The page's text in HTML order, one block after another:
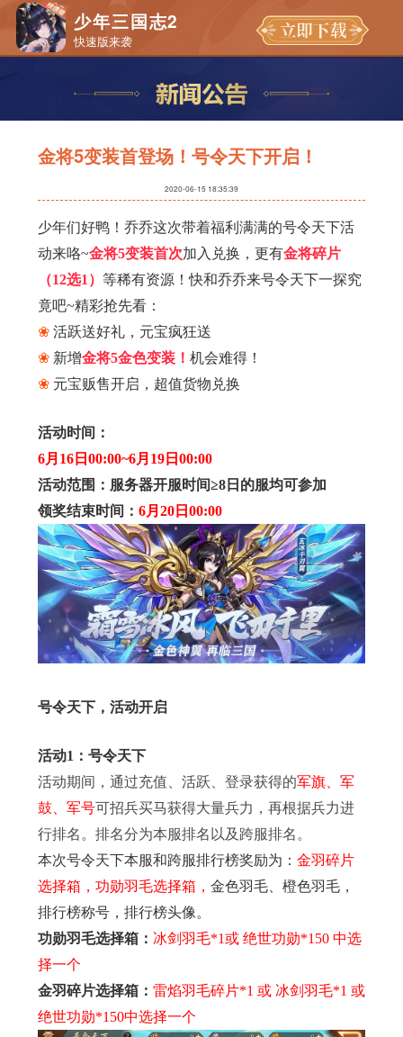
少年三国志2
快速版来袭
金将5变装首登场！号令天下开启！
2020-06-15 18:35:39
​少年们好鸭！乔乔这次带着福利满满的号令天下活
动来咯~金将5变装首次加入兑换，更有金将碎片
（12选1） 等稀有资源！快和乔乔来号令天下一探究
竟吧~精彩抢先看：
❀活跃送好礼，元宝疯狂送
❀新增金将5金色变装！ 机会难得！
❀元宝贩售开启，超值货物兑换
活动时间：
6月16日00:00~6月19日00:00
活动范围： 服务器开服时间≥8日的服均可参加
领奖结束时间： 6月20日00:00
号令天下，活动开启
活动1：号令天下
活动期间，通过充值、活跃、登录获得的军旗、军
鼓、军号可招兵买马获得大量兵力，再根据兵力进
行排名。排名分为本服排名以及跨服排名。
本次号令天下本服和跨服排行榜奖励为： 金羽碎片
选择箱，功勋羽毛选择箱， 金色羽毛、橙色羽毛，
排行榜称号，排行榜头像。
功勋羽毛选择箱： 冰剑羽毛*1或 绝世功勋*150 中选
择一个
金羽碎片选择箱： 雷焰羽毛碎片*1 或 冰剑羽毛*1 或
绝世功勋*150中选择一个